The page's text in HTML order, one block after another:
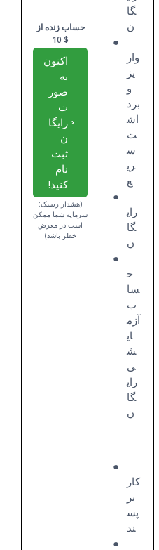
گا
ن
وار
یز
و
برد
اش
ت
س
ری
ع
رای
گا
ن
ح
سا
ب
آزم
ای
ش
ی
رای
گا
ن
حساب زنده از
$ 10
اکنون
به
صور
ت
رایگا
ن
ثبت
نام
کنید!
(هشدار ریسک:
سرمایه شما ممکن
است در معرض
خطر باشد)
کار
بر
پس
ند